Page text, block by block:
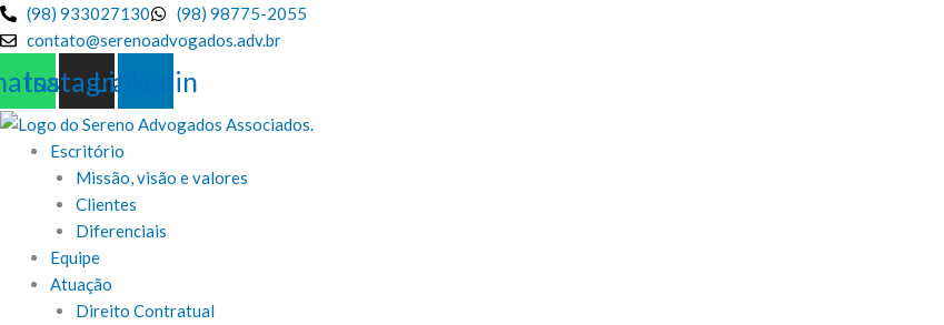
Ir
para
conteúdo
(98) 933027130
(98) 98775-2055
contato@serenoadvogados.adv.br
InstagramLinkedin
Escritório
Missão, visão e valores
Clientes
Diferenciais
Equipe
Atuação
Direito Contratual